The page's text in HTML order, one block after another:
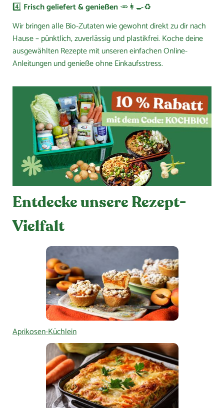
4️⃣ Frisch geliefert & genießen🥕👩‍🍳♻️
Wir bringen alle Bio-Zutaten wie gewohnt direkt zu dir nach
Hause – pünktlich, zuverlässig und plastikfrei. Koche deine
ausgewählten Rezepte mit unseren einfachen Online-
Anleitungen und genieße ohne Einkaufsstress.
Entdecke unsere Rezept-
Vielfalt
Aprikosen-Küchlein